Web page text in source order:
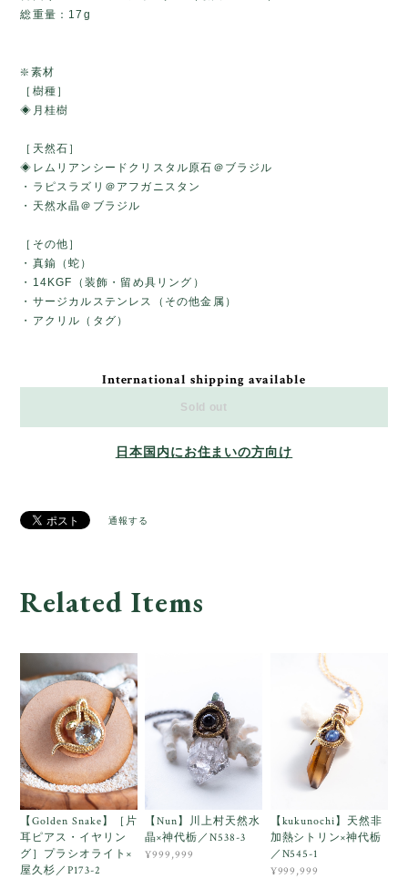
総重量：17g
❇️素材
［樹種］
◈月桂樹
［天然石］
◈レムリアンシードクリスタル原石＠ブラジル
・ラピスラズリ＠アフガニスタン
・天然水晶＠ブラジル
［その他］
・真鍮（蛇）
・14KGF（装飾・留め具リング）
・サージカルステンレス（その他金属）
・アクリル（タグ）
International shipping available
Sold out
日本国内にお住まいの方向け
通報する
Related Items
【Golden Snake】［片
耳ピアス・イヤリン
グ］プラシオライト×
屋久杉／P173-2
【Nun】川上村天然水
晶×神代栃／N538-3
¥999,999
【kukunochi】天然非
加熱シトリン×神代栃
／N545-1
¥999,999